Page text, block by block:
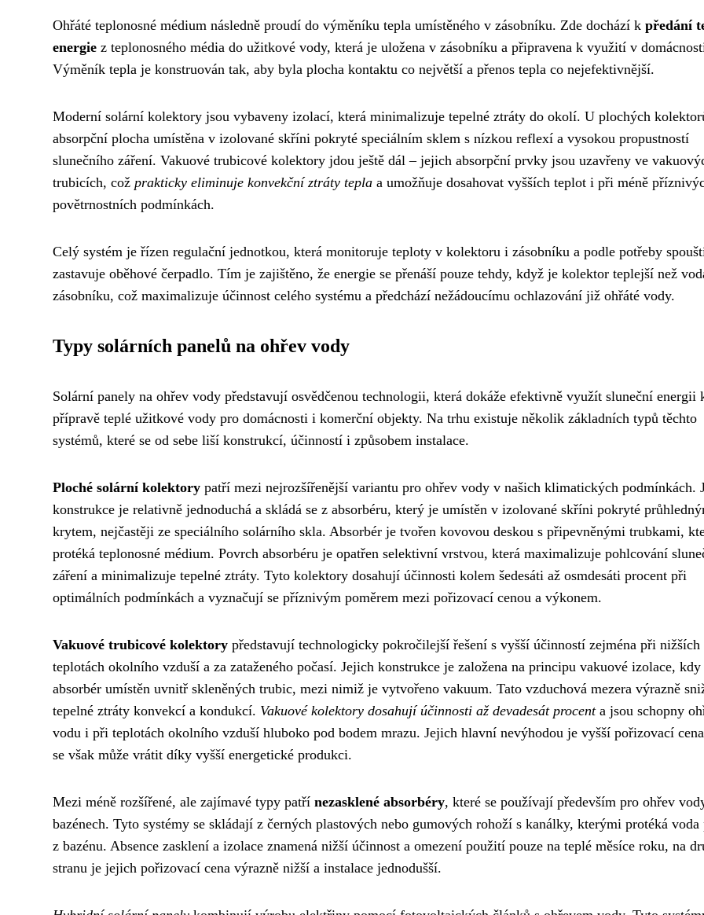
Ohřáté teplonosné médium následně proudí do výměníku tepla umístěného v zásobníku. Zde dochází k předání
energie z teplonosného média do užitkové vody, která je uložena v zásobníku a připravena k využití v
Výměník tepla je konstruován tak, aby byla plocha kontaktu co největší a přenos tepla co nejefektivnější.
Moderní solární kolektory jsou vybaveny izolací, která minimalizuje tepelné ztráty do okolí. U plochých
absorpční plocha umístěna v izolované skříni pokryté speciálním sklem s nízkou reflexí a vysokou propustností
slunečního záření. Vakuové trubicové kolektory jdou ještě dál – jejich absorpční prvky jsou uzavřeny ve
trubicích, což prakticky eliminuje konvekční ztráty tepla a umožňuje dosahovat vyšších teplot i při méně
povětrnostních podmínkách.
Celý systém je řízen regulační jednotkou, která monitoruje teploty v kolektoru i zásobníku a podle potřeby
zastavuje oběhové čerpadlo. Tím je zajištěno, že energie se přenáší pouze tehdy, když je kolektor teplejší než
zásobníku, což maximalizuje účinnost celého systému a předchází nežádoucímu ochlazování již ohřáté vody.
Typy solárních panelů na ohřev vody
Solární panely na ohřev vody představují osvědčenou technologii, která dokáže efektivně využít sluneční energii
přípravě teplé užitkové vody pro domácnosti i komerční objekty. Na trhu existuje několik základních typů těchto
systémů, které se od sebe liší konstrukcí, účinností i způsobem instalace.
Ploché solární kolektory patří mezi nejrozšířenější variantu pro ohřev vody v našich klimatických podmínkách.
konstrukce je relativně jednoduchá a skládá se z absorbéru, který je umístěn v izolované skříni pokryté
krytem, nejčastěji ze speciálního solárního skla. Absorbér je tvořen kovovou deskou s připevněnými trubkami,
protéká teplonosné médium. Povrch absorbéru je opatřen selektivní vrstvou, která maximalizuje pohlcování
záření a minimalizuje tepelné ztráty. Tyto kolektory dosahují účinnosti kolem šedesáti až osmdesáti procent při
optimálních podmínkách a vyznačují se příznivým poměrem mezi pořizovací cenou a výkonem.
Vakuové trubicové kolektory představují technologicky pokročilejší řešení s vyšší účinností zejména při nižších
teplotách okolního vzduší a za zataženého počasí. Jejich konstrukce je založena na principu vakuové izolace,
absorbér umístěn uvnitř skleněných trubic, mezi nimiž je vytvořeno vakuum. Tato vzduchová mezera výrazně
tepelné ztráty konvekcí a kondukcí. Vakuové kolektory dosahují účinnosti až devadesát procenta jsou schopny
vodu i při teplotách okolního vzduší hluboko pod bodem mrazu. Jejich hlavní nevýhodou je vyšší pořizovací
se však může vrátit díky vyšší energetické produkci.
Mezi méně rozšířené, ale zajímavé typy patří nezasklené absorbéry, které se používají především pro ohřev
bazénech. Tyto systémy se skládají z černých plastových nebo gumových rohoží s kanálky, kterými protéká
z bazénu. Absence zasklení a izolace znamená nižší účinnost a omezení použití pouze na teplé měsíce roku, na
stranu je jejich pořizovací cena výrazně nižší a instalace jednodušší.